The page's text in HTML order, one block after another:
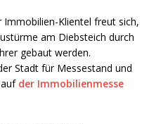
Klientel freut sich,
am Diebsteich durch
gebaut werden.
Stadt für Messestand und
der Immobilienmesse